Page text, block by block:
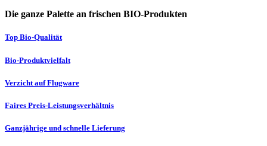
Die ganze Palette an frischen BIO-Produkten
Top Bio-Qualität
Bio-Produktvielfalt
Verzicht auf Flugware
Faires Preis-Leistungsverhältnis
Ganzjährige und schnelle Lieferung